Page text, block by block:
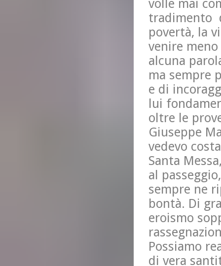
volle mai
tradimento
povertà, la
venire
alcuna
ma sempre
e di
lui
oltre le
Giuseppe
vedevo
Santa
al
sempre ne
bontà. Di
eroismo
Possiamo
di vera